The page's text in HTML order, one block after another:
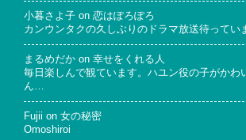
小暮さよ子 on 恋はぽろぽろ
カンウンタクの久しぶりのドラマ放送待ってい
まるめだか on 幸せをくれる人
毎日楽しんで観ています。ハユン役の子がかわ
ん…
Fujii on 女の秘密
Omoshiroi